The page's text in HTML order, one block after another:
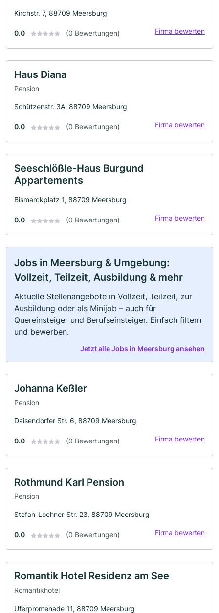
Kirchstr. 7, 88709 Meersburg
0.0 (0 Bewertungen) Firma bewerten
Haus Diana
Pension
Schützenstr. 3A, 88709 Meersburg
0.0 (0 Bewertungen) Firma bewerten
Seeschlößle-Haus Burgund
Appartements
Bismarckplatz 1, 88709 Meersburg
0.0 (0 Bewertungen) Firma bewerten
Jobs in Meersburg & Umgebung:
Vollzeit, Teilzeit, Ausbildung & mehr
Aktuelle Stellenangebote in Vollzeit, Teilzeit, zur
Ausbildung oder als Minijob – auch für
Quereinsteiger und Berufseinsteiger. Einfach filtern
und bewerben.
Jetzt alle Jobs in Meersburg ansehen
Johanna Keßler
Pension
Daisendorfer Str. 6, 88709 Meersburg
0.0 (0 Bewertungen) Firma bewerten
Rothmund Karl Pension
Pension
Stefan-Lochner-Str. 23, 88709 Meersburg
0.0 (0 Bewertungen) Firma bewerten
Romantik Hotel Residenz am See
Romantikhotel
Uferpromenade 11, 88709 Meersburg